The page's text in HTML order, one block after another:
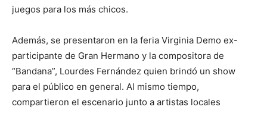
juegos para los más chicos.
Además, se presentaron en la feria Virginia Demo ex-
participante de Gran Hermano y la compositora de
“Bandana”, Lourdes Fernández quien brindó un show
para el público en general. Al mismo tiempo,
compartieron el escenario junto a artistas locales